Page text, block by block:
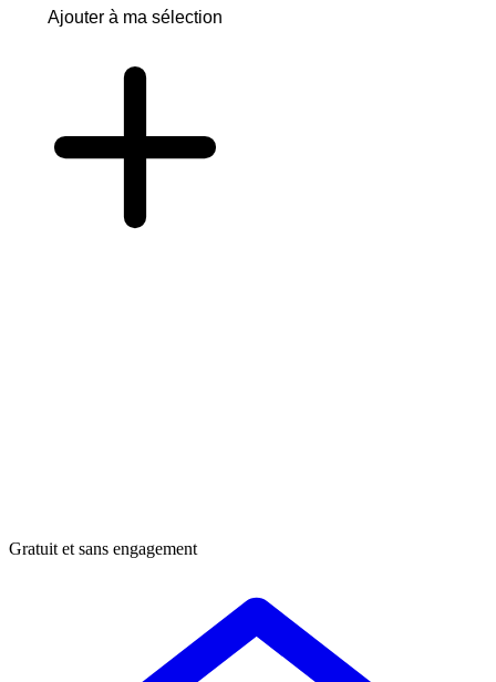
Ajouter à ma sélection
Gratuit et sans engagement